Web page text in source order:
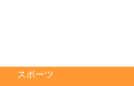
スポーツ